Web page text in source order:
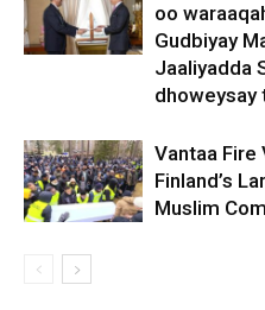
oo
Gudbiyay
Jaaliyadda
dhoweysay
Vantaa
Finland’s
Muslim